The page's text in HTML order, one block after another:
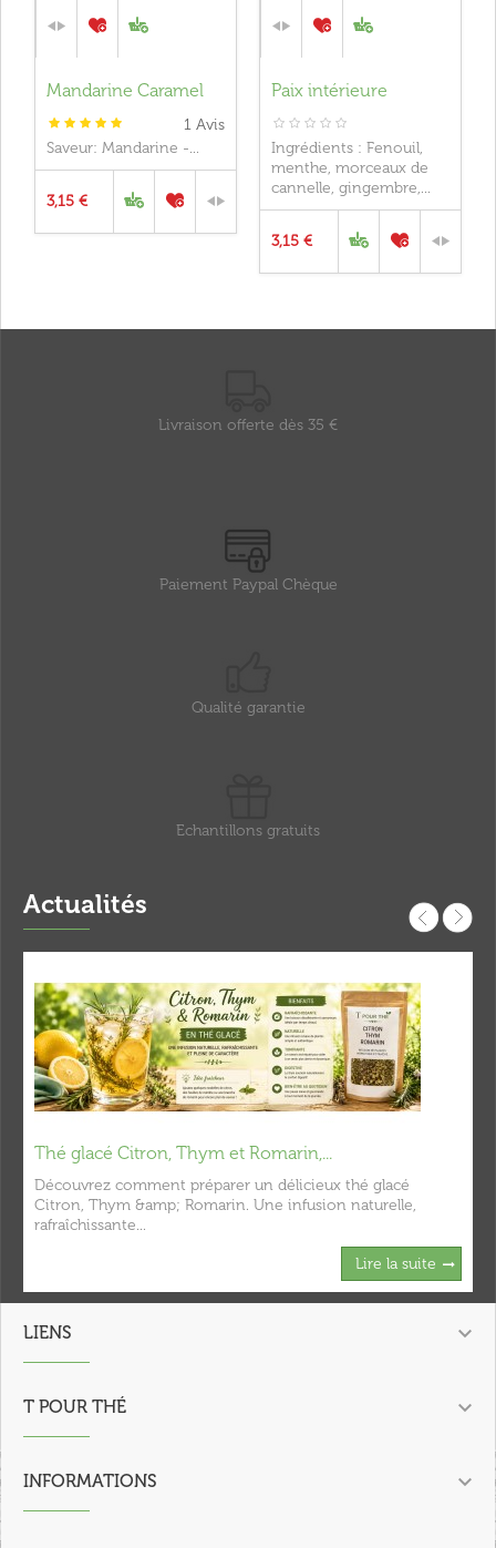
Mandarine Caramel
1 Avis
Saveur: Mandarine -...
3,15 €
Paix intérieure
Ingrédients : Fenouil,
menthe, morceaux de
cannelle, gingembre,...
3,15 €
Livraison offerte dès 35 €
Paiement Paypal Chèque
Qualité garantie
Echantillons gratuits
Actualités
Thé glacé Citron, Thym et Romarin,...
Découvrez comment préparer un délicieux thé glacé
Citron, Thym &amp; Romarin. Une infusion naturelle,
rafraîchissante...
Lire la suite
LIENS 
T POUR THÉ 
INFORMATIONS 